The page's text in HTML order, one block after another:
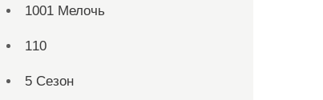
1001 Мелочь
110
5 Сезон